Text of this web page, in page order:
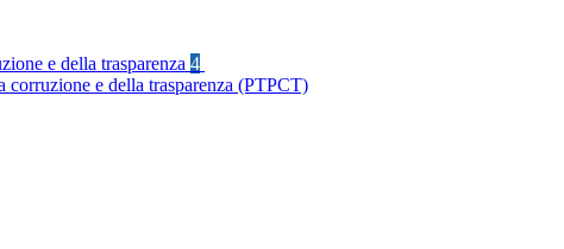
e della trasparenza 4
corruzione e della trasparenza (PTPCT)